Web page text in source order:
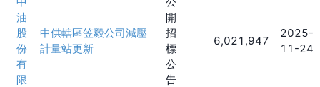
油
股
份
有
限
中供轄區笠毅公司減壓
計量站更新
開
招
標
公
告
6,021,947
2025-
11-24